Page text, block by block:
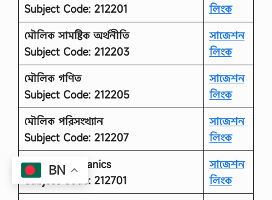
Subject Code: 212201
লিংক
মৌলিক সামষ্টিক অর্থনীতি
Subject Code: 212203
সাজেশন
লিংক
মৌলিক গণিত
Subject Code: 212205
সাজেশন
লিংক
মৌলিক পরিসংখ্যান
Subject Code: 212207
সাজেশন
লিংক
বলবিদ্যা Mechanics
Subject Code: 212701
সাজেশন
লিংক
BN